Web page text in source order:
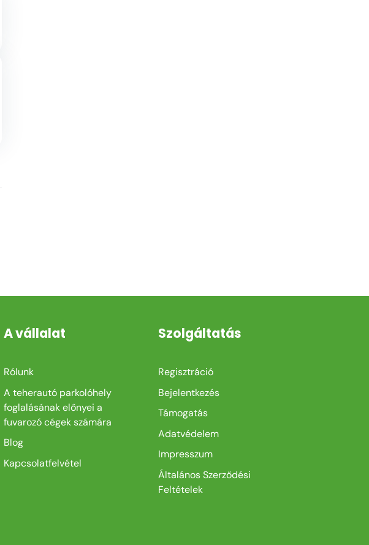
A vállalat
Rólunk
A teherautó parkolóhely
foglalásának előnyei a
fuvarozó cégek számára
Blog
Kapcsolatfelvétel
Szolgáltatás
Regisztráció
Bejelentkezés
Támogatás
Adatvédelem
Impresszum
Általános Szerződési
Feltételek